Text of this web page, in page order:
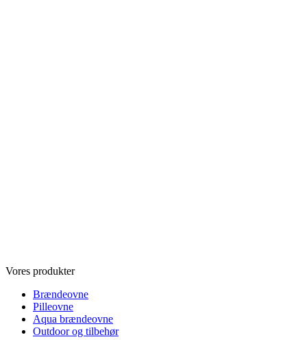
Vores produkter
Brændeovne
Pilleovne
Aqua brændeovne
Outdoor og tilbehør